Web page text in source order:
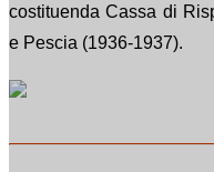
costituenda Cassa di
e Pescia (1936-1937).